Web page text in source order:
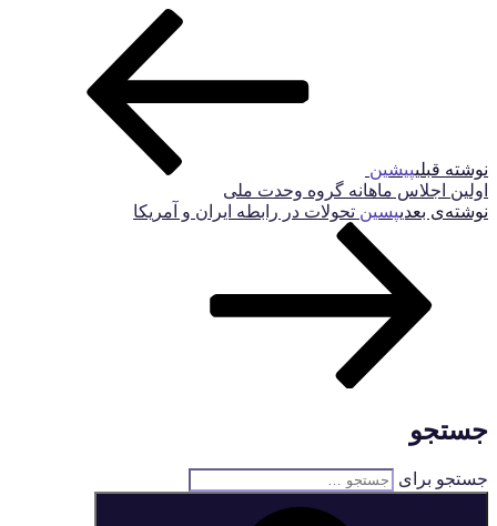
نوشته قبلیپیشین
اولین اجلاس ماهانه گروه وحدت ملی
نوشته‌ی بعدیپسین تحولات در رابطه ایران و آمریکا
جستجو
جستجو برای